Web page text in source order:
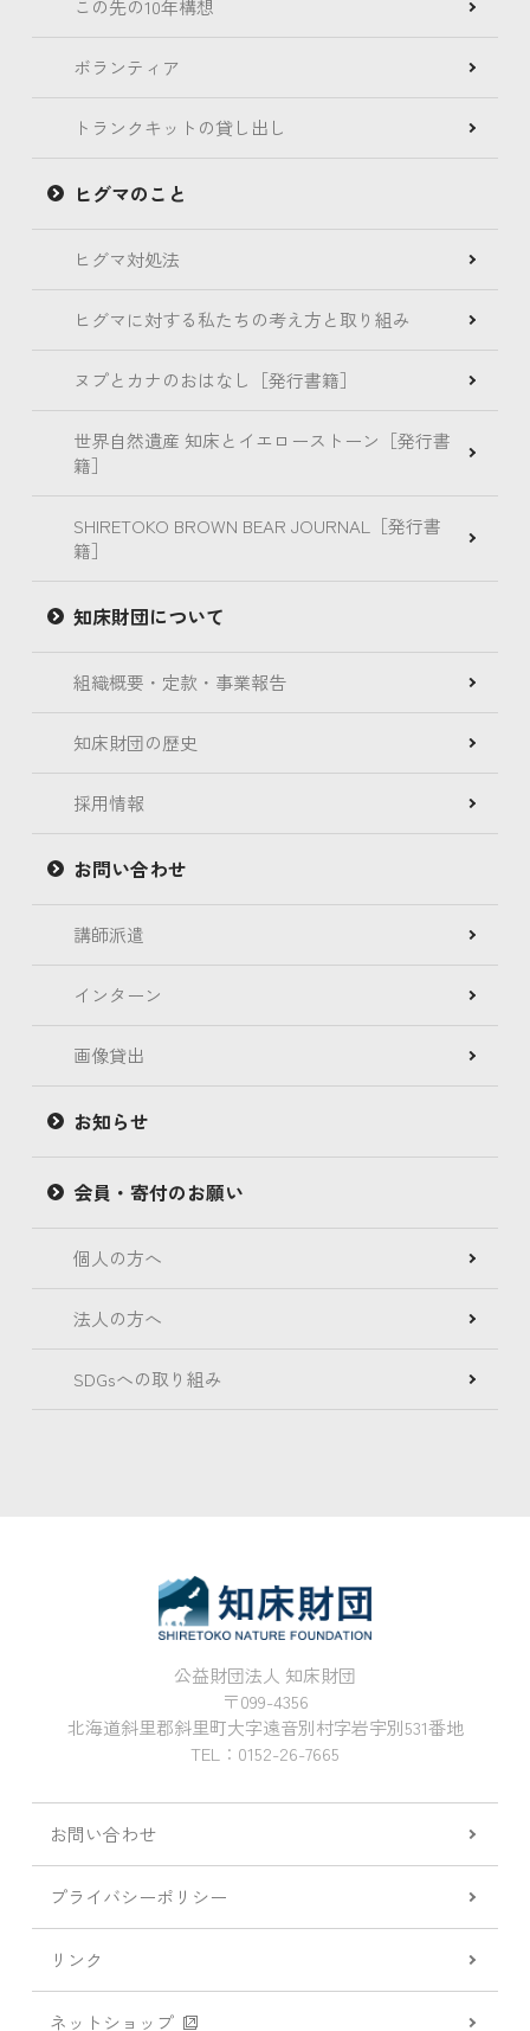
この先の10年構想
ボランティア
トランクキットの貸し出し
ヒグマのこと
ヒグマ対処法
ヒグマに対する私たちの考え方と取り組み
ヌプとカナのおはなし［発行書籍］
世界自然遺産 知床とイエローストーン［発行書
籍］
SHIRETOKO BROWN BEAR JOURNAL［発行書
籍］
知床財団について
組織概要・定款・事業報告
知床財団の歴史
採用情報
お問い合わせ
講師派遣
インターン
画像貸出
お知らせ
会員・寄付のお願い
個人の方へ
法人の方へ
SDGsへの取り組み
公益財団法人 知床財団
〒099-4356
北海道斜里郡斜里町大字遠音別村字岩宇別531番地
TEL：0152-26-7665
お問い合わせ
プライバシーポリシー
リンク
ネットショップ